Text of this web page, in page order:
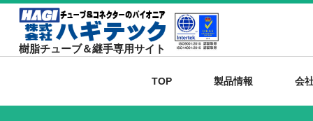
樹脂チューブ＆継手専用サイト
TOP 製品情報 会